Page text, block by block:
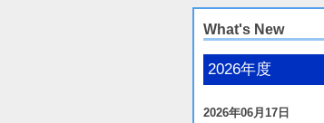
What's New
2026年度
2026年06月17日